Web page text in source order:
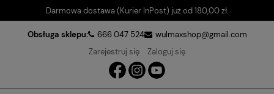
Darmowa dostawa (Kurier InPost) już od 180,00 zł.
Obsługa sklepu: 666 047 524
wulmaxshop@gmail.com
Zarejestruj się
Zaloguj się